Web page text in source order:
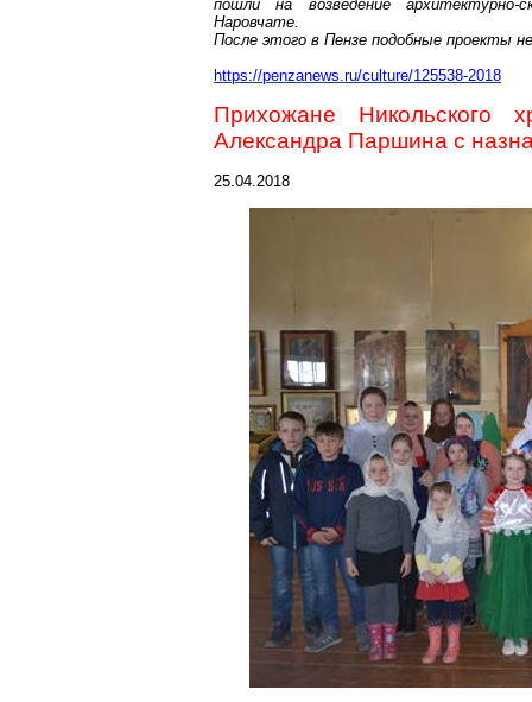
пошли на возведение архитектурно-
Наровчате.
После этого в Пензе подобные проекты
https://penzanews.ru/culture/125538-2018
Прихожане
Александра Паршина с
25.04.2018